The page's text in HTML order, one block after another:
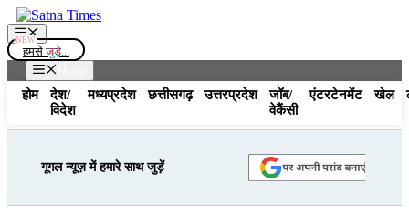
Skip
to
content
Menu
हमसे जुड़े...
होम
देश/
विदेश
मध्यप्रदेश छत्तीसगढ़ उत्तरप्रदेश
जॉब/
वेकैंसी
एंटरटेनमेंट खेल
गूगल न्यूज़ में हमारे साथ जुड़ें